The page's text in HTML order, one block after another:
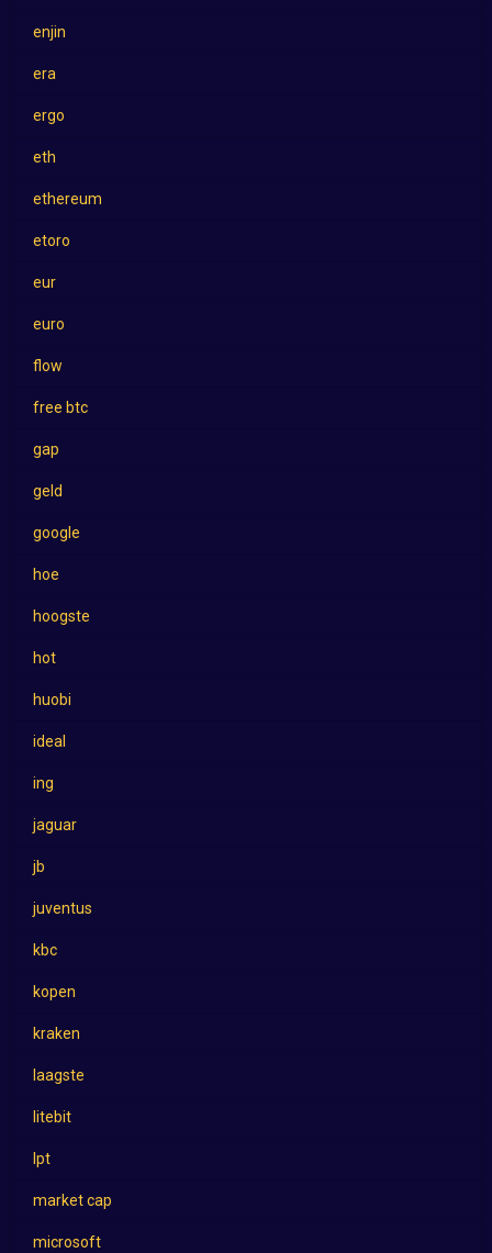
enjin
era
ergo
eth
ethereum
etoro
eur
euro
flow
free btc
gap
geld
google
hoe
hoogste
hot
huobi
ideal
ing
jaguar
jb
juventus
kbc
kopen
kraken
laagste
litebit
lpt
market cap
microsoft